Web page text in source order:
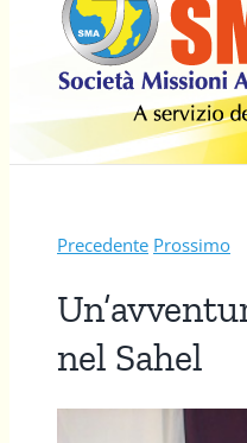
Precedente Prossimo
nel Sahel